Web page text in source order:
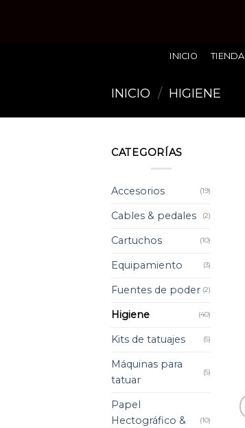
INICIO TIENDA
INICIO / HIGIENE
CATEGORÍAS
Accesorios (19)
Cables & pedales (2)
Cartuchos (10)
Equipamiento (3)
Fuentes de poder (2)
Higiene (40)
Kits de tatuajes (5)
Máquinas para
tatuar
(5)
Papel
Hectográfico &
(10)